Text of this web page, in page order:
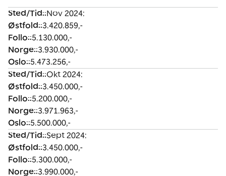
S
t
e
d
/
T
i
d
:
Ø
st
f
o
l
d
:
F
o
ll
o
:
N
o
r
g
e
:
O
sl
o
:
Sted/Tid::Nov 2024:
Østfold::3.420.859,-
Follo::5.130.000,-
Norge::3.930.000,-
Oslo::5.473.256,-
Sted/Tid::Okt 2024:
Østfold::3.450.000,-
Follo::5.200.000,-
Norge::3.971.963,-
Oslo::5.500.000,-
Sted/Tid::Sept 2024:
Østfold::3.450.000,-
Follo::5.300.000,-
Norge::3.990.000,-